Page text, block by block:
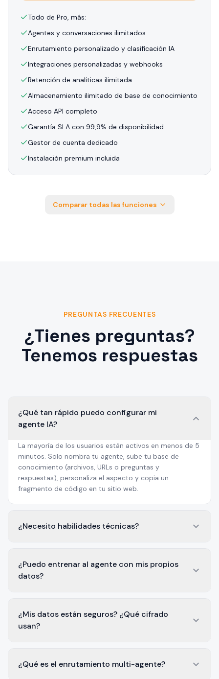
Todo de Pro, más:
Agentes y conversaciones ilimitados
Enrutamiento personalizado y clasificación IA
Integraciones personalizadas y webhooks
Retención de analíticas ilimitada
Almacenamiento ilimitado de base de conocimiento
Acceso API completo
Garantía SLA con 99,9% de disponibilidad
Gestor de cuenta dedicado
Instalación premium incluida
Comparar todas las funciones
PREGUNTAS FRECUENTES
¿Tienes preguntas?
Tenemos respuestas
¿Qué tan rápido puedo configurar mi
agente IA?
La mayoría de los usuarios están activos en menos de 5
minutos. Solo nombra tu agente, sube tu base de
conocimiento (archivos, URLs o preguntas y
respuestas), personaliza el aspecto y copia un
fragmento de código en tu sitio web.
¿Necesito habilidades técnicas?
¿Puedo entrenar al agente con mis propios
datos?
¿Mis datos están seguros? ¿Qué cifrado
usan?
¿Qué es el enrutamiento multi-agente?